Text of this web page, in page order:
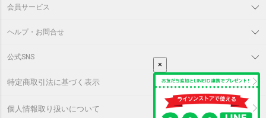
×
会員サービス
ヘルプ・お問合せ
公式SNS
特定商取引法に基づく表示
個人情報取り扱いについて